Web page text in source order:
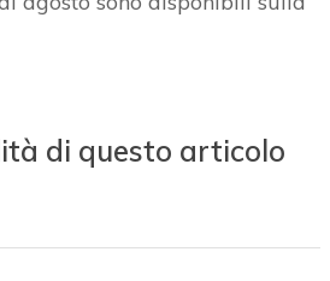
di questo articolo